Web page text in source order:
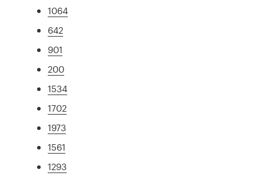
1064
642
901
200
1534
1702
1973
1561
1293